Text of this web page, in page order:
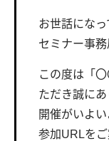
お世話にな
セミナー事務
この度は「
ただき誠にあ
開催がいよ
参加URLをご